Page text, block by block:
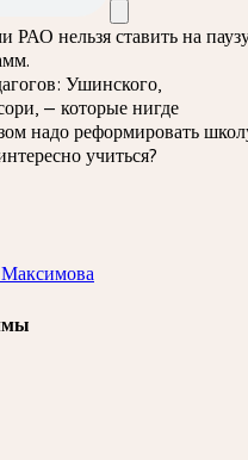
РАО нельзя ставить на
Ушинского,
— которые нигде
надо реформировать
учиться?